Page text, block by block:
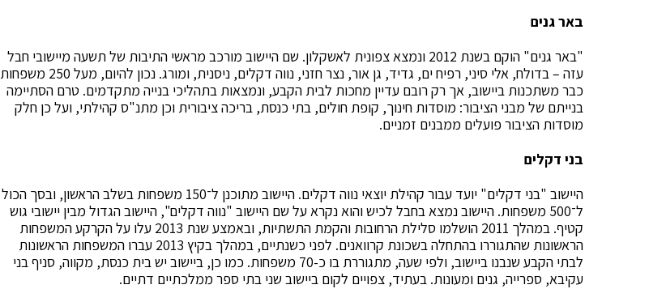
באר גנים
"באר גנים" הוקם בשנת 2012 ונמצא צפונית לאשקלון. שם היישוב מורכב מראשי התיבות של תשעה מיישובי חבל
עזה – בדולח, אלי סיני, רפיח ים, גדיד, גן אור, נצר חזני, נווה דקלים, ניסנית, ומורג. נכון להיום, מעל 250 משפחות
כבר משתכנות ביישוב, אך רק רובם עדיין מחכות לבית הקבע, ונמצאות בתהליכי בנייה מתקדמים. טרם הסתיימה
בנייתם של מבני הציבור: מוסדות חינוך, קופת חולים, בתי כנסת, בריכה ציבורית וכן מתנ"ס קהילתי, ועל כן חלק
מוסדות הציבור פועלים ממבנים זמניים.
בני דקלים
היישוב "בני דקלים" יועד עבור קהילת יוצאי נווה דקלים. היישוב מתוכנן ל־150 משפחות בשלב הראשון, ובסך הכול
ל־500 משפחות. היישוב נמצא בחבל לכיש והוא נקרא על שם היישוב "נווה דקלים", היישוב הגדול מבין יישובי גוש
קטיף. במהלך 2011 הושלמו סלילת הרחובות והקמת התשתיות, ובאמצע שנת 2013 עלו על הקרקע המשפחות
הראשונות שהתגוררו בהתחלה בשכונת קרוואנים. לפני כשנתיים, במהלך בקיץ 2013 עברו המשפחות הראשונות
לבתי הקבע שנבנו ביישוב, ולפי שעה, מתגוררת בו כ-70 משפחות. כמו כן, ביישוב יש בית כנסת, מקווה, סניף בני
עקיבא, ספרייה, גנים ומעונות. בעתיד, צפויים לקום ביישוב שני בתי ספר ממלכתיים דתיים.